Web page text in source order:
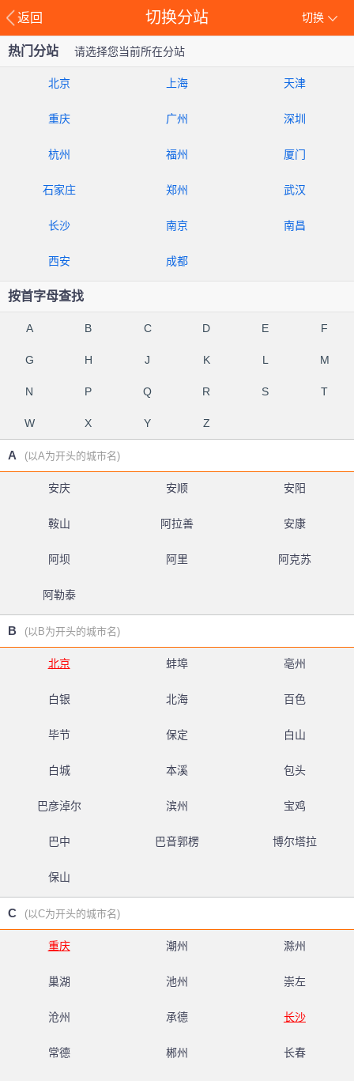
返回 切换
切换分站
热门分站 请选择您当前所在分站
北京 上海 天津
重庆 广州 深圳
杭州 福州 厦门
石家庄 郑州 武汉
长沙 南京 南昌
西安 成都
按首字母查找
A B C D E F
G H J K L M
N P Q R S T
W X Y Z
A (以A为开头的城市名)
安庆 安顺 安阳
鞍山 阿拉善 安康
阿坝 阿里 阿克苏
阿勒泰
B (以B为开头的城市名)
北京 蚌埠 亳州
白银 北海 百色
毕节 保定 白山
白城 本溪 包头
巴彦淖尔 滨州 宝鸡
巴中 巴音郭楞 博尔塔拉
保山
C (以C为开头的城市名)
重庆 潮州 滁州
巢湖 池州 崇左
沧州 承德 长沙
常德 郴州 长春